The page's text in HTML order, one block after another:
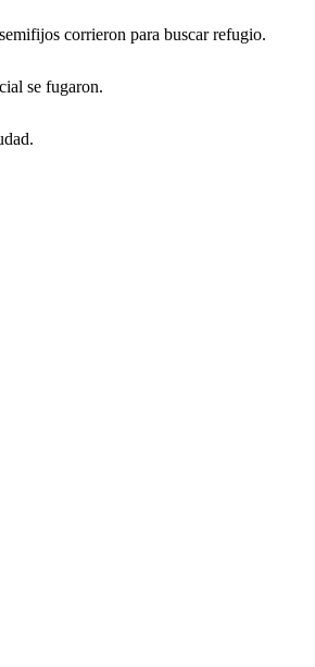
corrieron para buscar refugio.
se fugaron.